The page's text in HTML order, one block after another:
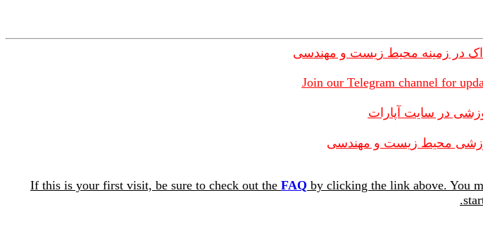
در زمینه محیط زیست و مهندسی
Join our Telegram channel for
در سایت آپارات
محیط زیست و مهندسی
If this is your first visit, be sure to check out the FAQ by clicking the link above. You